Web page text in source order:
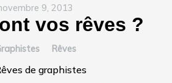
9, 2013
vos rêves ?
Rêves